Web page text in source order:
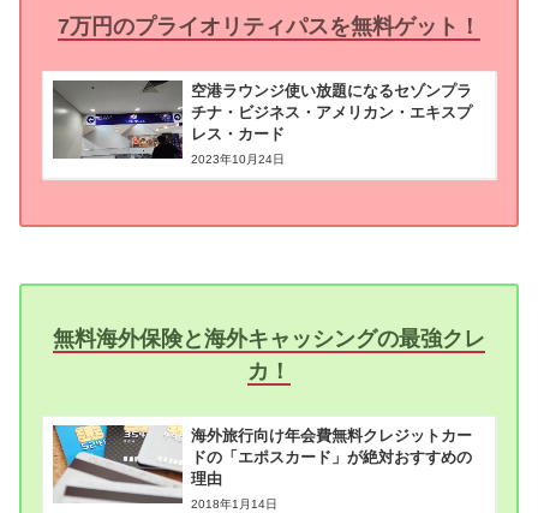
7万円のプライオリティパスを無料ゲット！
空港ラウンジ使い放題になるセゾンプラ
チナ・ビジネス・アメリカン・エキスプ
レス・カード
2023年10月24日
無料海外保険と海外キャッシングの最強クレ
カ！
海外旅行向け年会費無料クレジットカー
ドの「エポスカード」が絶対おすすめの
理由
2018年1月14日